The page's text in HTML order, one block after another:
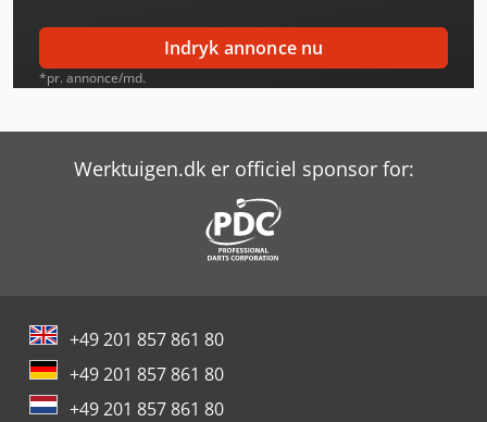
Konica Minolta Accuriopress C6085
Konica Minolta Accurioprint C759
Konica Minolta Bizhub C250I
Konica Minolta Bizhub C300I
Konica Minolta Bizhub C450I
Ricoh Printer
Xerox Igen5/150
Indryk annonce nu
*pr. annonce/md.
Werktuigen.dk er officiel sponsor for:
+49 201 857 861 80
+49 201 857 861 80
+49 201 857 861 80